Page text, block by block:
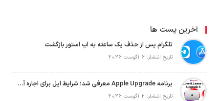
آخرین پست ها
تلگرام پس از حذف یک ساعته به اپ استور بازگشت
تاریخ انتشار: 6 آگوست 2026
برنامه Apple Upgrade معرفی شد؛ شرایط اپل برای اجاره آیفون، آیپد، مک و اپل واچ
تاریخ انتشار: 2 آگوست 2026